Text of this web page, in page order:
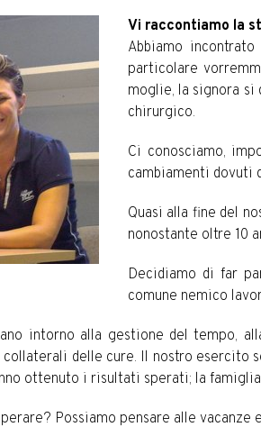
Vi raccontiamo la
Abbiamo
particolare
moglie, la signora
chirurgico.
Ci conosciamo,
cambiamenti dovuti
Quasi alla fine del
nonostante oltre 10
Decidiamo di far
comune nemico
intorno alla gestione del tempo,
delle cure. Il nostro esercito
ottenuto i risultati sperati; la
Possiamo pensare alle vacanze